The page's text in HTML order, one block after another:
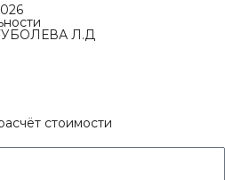
Л.Д
стоимости